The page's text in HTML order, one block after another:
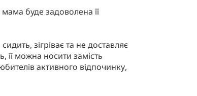
буде задоволена її
зігріває та не доставляє
її можна носити замість
активного відпочинку,